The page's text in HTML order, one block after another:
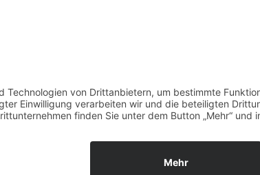
| © 2026 | Spiegelberg